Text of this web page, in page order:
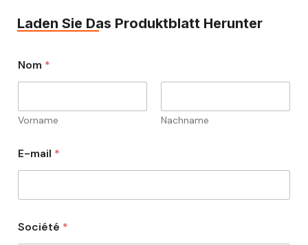
Laden Sie Das Produktblatt Herunter
Nom *
Vorname Nachname
E-mail *
Société *